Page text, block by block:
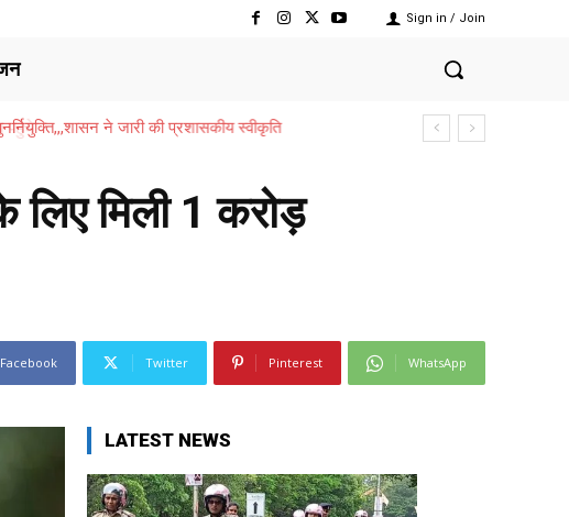
Sign in / Join
लिए मिली 1 करोड़
Facebook Twitter Pinterest WhatsApp
LATEST NEWS